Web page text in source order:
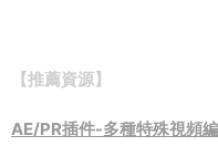
【推薦資源】
AE/PR插件-多種特殊視頻